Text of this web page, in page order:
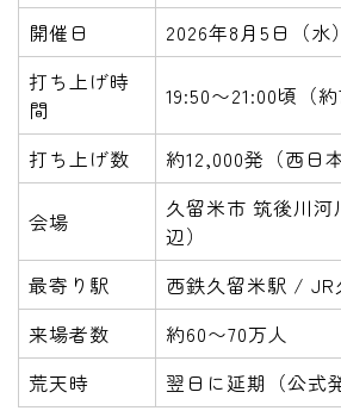
開催日
2026年8月5日（水
打ち上げ時
間
19:50〜21:00頃（約
打ち上げ数 約12,000発（西日
会場
久留米市 筑後川河
辺）
最寄り駅
西鉄久留米駅 / JR
来場者数
約60〜70万人
荒天時
翌日に延期（公式